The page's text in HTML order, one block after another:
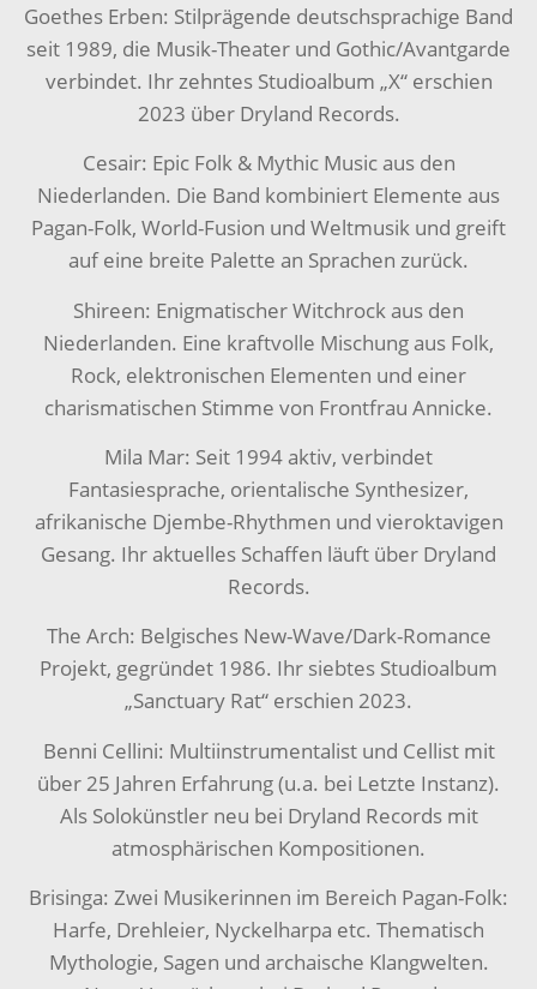
Goethes Erben: Stilprägende deutschsprachige Band
seit 1989, die Musik-Theater und Gothic/Avantgarde
verbindet. Ihr zehntes Studioalbum „X“ erschien
2023 über Dryland Records.
Cesair: Epic Folk & Mythic Music aus den
Niederlanden. Die Band kombiniert Elemente aus
Pagan-Folk, World-Fusion und Weltmusik und greift
auf eine breite Palette an Sprachen zurück.
Shireen: Enigmatischer Witchrock aus den
Niederlanden. Eine kraftvolle Mischung aus Folk,
Rock, elektronischen Elementen und einer
charismatischen Stimme von Frontfrau Annicke.
Mila Mar: Seit 1994 aktiv, verbindet
Fantasiesprache, orientalische Synthesizer,
afrikanische Djembe-Rhythmen und vieroktavigen
Gesang. Ihr aktuelles Schaffen läuft über Dryland
Records.
The Arch: Belgisches New-Wave/Dark-Romance
Projekt, gegründet 1986. Ihr siebtes Studioalbum
„Sanctuary Rat“ erschien 2023.
Benni Cellini: Multiinstrumentalist und Cellist mit
über 25 Jahren Erfahrung (u.a. bei Letzte Instanz).
Als Solokünstler neu bei Dryland Records mit
atmosphärischen Kompositionen.
Brisinga: Zwei Musikerinnen im Bereich Pagan-Folk:
Harfe, Drehleier, Nyckelharpa etc. Thematisch
Mythologie, Sagen und archaische Klangwelten.